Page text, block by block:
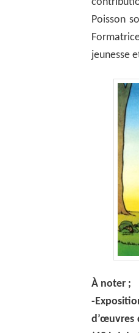
Poisson
jeunesse
Ànoter ;
-
d’œuvres